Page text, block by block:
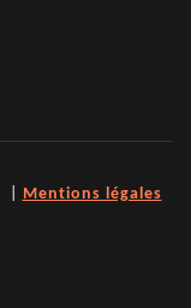
Mentions légales